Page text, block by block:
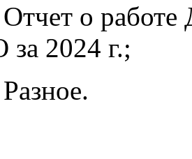
работе
2024 г.;